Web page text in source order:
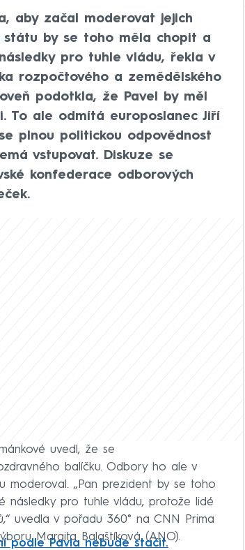
aby začal moderovat jejich
státu by se toho měla chopit a
pro tuhle vládu, řekla v
rozpočtového a zemědělského
podotkla, že Pavel by měl
To ale odmítá europoslanec Jiří
plnou politickou odpovědnost
vstupovat. Diskuze se
konfederace odborových
uvedl, že se
balíčku. Odbory ho ale v
moderoval. „Pan prezident by se toho
následky pro tuhle vládu, protože lidé
uvedla v pořadu 360° na CNN Prima
Margita Balaštíková (ANO).
podle Pavla nebude stačit.